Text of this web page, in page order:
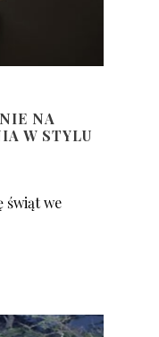
NA
W STYLU
świąt we